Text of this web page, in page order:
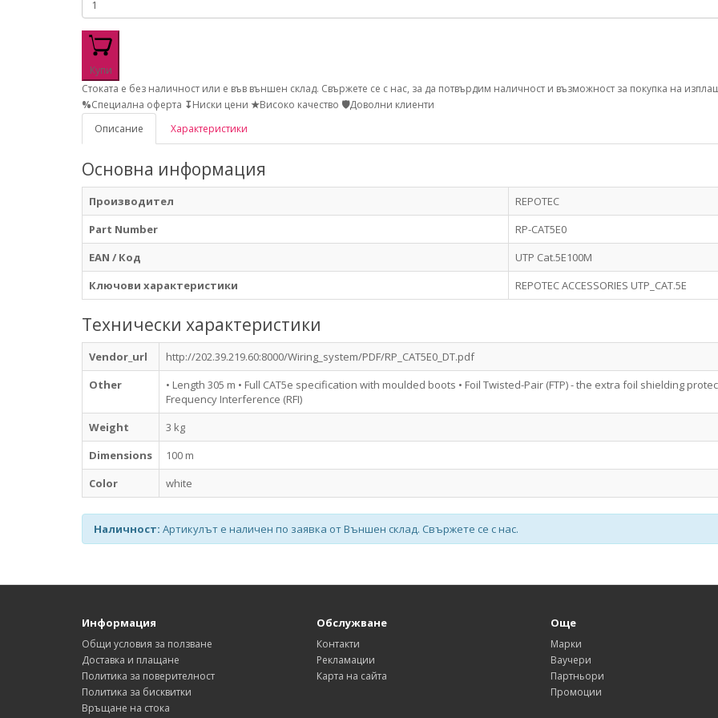
Купи
Стоката е без наличност или е във външен склад. Свържете се с нас, за да потвърдим наличност и възможност за покупка на
%Специална оферта ↧Ниски цени ★Високо качество 🛡Доволни клиенти
Описание
Характеристики
Основна информация
Производител
REPOTEC
Part Number
RP-CAT5E0
EAN / Код
UTP Cat.5E100M
Ключови характеристики
REPOTEC ACCESSORIES UTP_CAT.5E
Технически характеристики
Vendor_url
http://202.39.219.60:8000/Wiring_system/PDF/RP_CAT5E0_DT.pdf
Other
• Length 305 m • Full CAT5e specification with moulded boots • Foil Twisted-Pair (FTP) - the extra foil shielding
Frequency Interference (RFI)
Weight
3 kg
Dimensions
100 m
Color
white
Наличност: Артикулът е наличен по заявка от Външен склад. Свържете се с нас.
Информация
Общи условия за ползване
Доставка и плащане
Политика за поверителност
Политика за бисквитки
Връщане на стока
Обслужване
Контакти
Рекламации
Карта на сайта
Още
Марки
Ваучери
Партньори
Промоции